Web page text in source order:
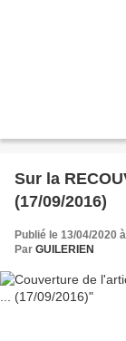
Sur la
(17/09/2016)
Publié le 13/04/2020
Par GUILERIEN